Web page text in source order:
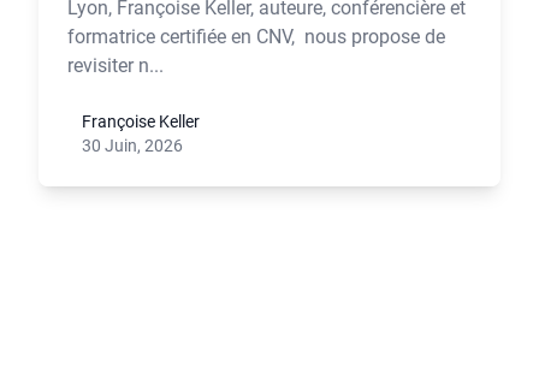
Lyon, Françoise Keller, auteure, conférencière et
formatrice certifiée en CNV, nous propose de
revisiter n...
Françoise Keller
30 Juin, 2026